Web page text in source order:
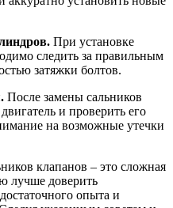
При установке
следить за правильным
затяжки болтов.
После замены сальников
и проверить его
на возможные утечки
клапанов – это сложная
лучше доверить
опыта и